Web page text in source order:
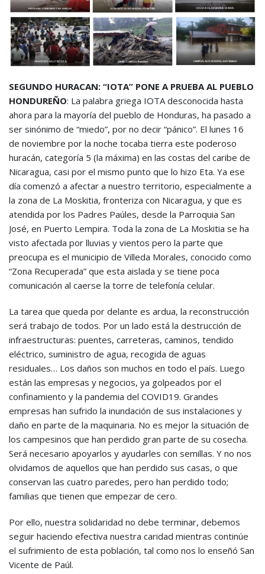
SEGUNDO HURACAN: “IOTA” PONE A PRUEBA AL PUEBLO
HONDUREÑO: La palabra griega IOTA desconocida hasta
ahora para la mayoría del pueblo de Honduras, ha pasado a
ser sinónimo de “miedo”, por no decir “pánico”. El lunes 16
de noviembre por la noche tocaba tierra este poderoso
huracán, categoría 5 (la máxima) en las costas del caribe de
Nicaragua, casi por el mismo punto que lo hizo Eta. Ya ese
día comenzó a afectar a nuestro territorio, especialmente a
la zona de La Moskitia, fronteriza con Nicaragua, y que es
atendida por los Padres Paúles, desde la Parroquia San
José, en Puerto Lempira. Toda la zona de La Moskitia se ha
visto afectada por lluvias y vientos pero la parte que
preocupa es el municipio de Villeda Morales, conocido como
“Zona Recuperada” que esta aislada y se tiene poca
comunicación al caerse la torre de telefonía celular.
La tarea que queda por delante es ardua, la reconstrucción
será trabajo de todos. Por un lado está la destrucción de
infraestructuras: puentes, carreteras, caminos, tendido
eléctrico, suministro de agua, recogida de aguas
residuales… Los daños son muchos en todo el país. Luego
están las empresas y negocios, ya golpeados por el
confinamiento y la pandemia del COVID19. Grandes
empresas han sufrido la inundación de sus instalaciones y
daño en parte de la maquinaria. No es mejor la situación de
los campesinos que han perdido gran parte de su cosecha.
Será necesario apoyarlos y ayudarles con semillas. Y no nos
olvidamos de aquellos que han perdido sus casas, o que
conservan las cuatro paredes, pero han perdido todo;
familias que tienen que empezar de cero.
Por ello, nuestra solidaridad no debe terminar, debemos
seguir haciendo efectiva nuestra caridad mientras continúe
el sufrimiento de esta población, tal como nos lo enseñó San
Vicente de Paúl.